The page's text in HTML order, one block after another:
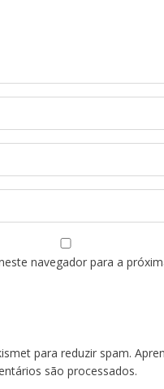
navegador para a
para reduzir spam.
são processados.